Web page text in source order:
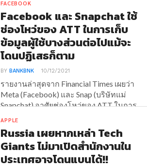
FACEBOOK
Facebook และ Snapchat ใช้
ช่องโหว่ของ ATT ในการเก็บ
ข้อมูลผู้ใช้บางส่วนต่อไปแม้จะ
โดนปฏิเสธก็ตาม
BYBANKBNK 10/12/2021
รายงานล่าสุดจาก Financial Times เผยว่า
Meta (Facebook) และ Snap (บริษัทแม่
Snapchat) อาศัยช่องโหว่ของ ATT ในการ
APPLE
Russia เผยหากเหล่า Tech
Giants ไม่มาเปิดสำนักงานใน
ประเทศอาจโดนแบนได้!!